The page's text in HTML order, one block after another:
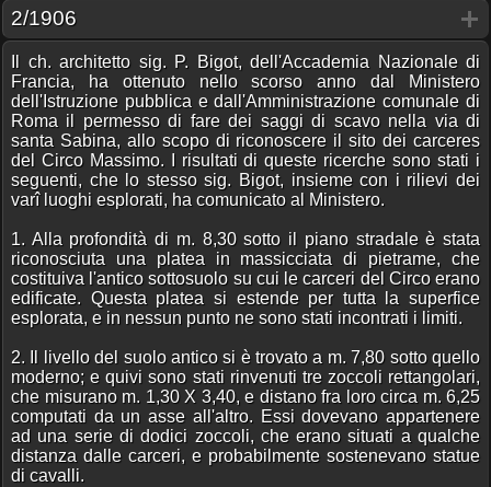
2/1906
Il ch. architetto sig. P. Bigot, dell'Accademia Nazionale di
Francia, ha ottenuto nello scorso anno dal Ministero
dell'Istruzione pubblica e dall'Amministrazione comunale di
Roma il permesso di fare dei saggi di scavo nella via di
santa Sabina, allo scopo di riconoscere il sito dei carceres
del Circo Massimo. I risultati di queste ricerche sono stati i
seguenti, che lo stesso sig. Bigot, insieme con i rilievi dei
varî luoghi esplorati, ha comunicato al Ministero.
1. Alla profondità di m. 8,30 sotto il piano stradale è stata
riconosciuta una platea in massicciata di pietrame, che
costituiva l'antico sottosuolo su cui le carceri del Circo erano
edificate. Questa platea si estende per tutta la superfice
esplorata, e in nessun punto ne sono stati incontrati i limiti.
2. Il livello del suolo antico si è trovato a m. 7,80 sotto quello
moderno; e quivi sono stati rinvenuti tre zoccoli rettangolari,
che misurano m. 1,30 X 3,40, e distano fra loro circa m. 6,25
computati da un asse all'altro. Essi dovevano appartenere
ad una serie di dodici zoccoli, che erano situati a qualche
distanza dalle carceri, e probabilmente sostenevano statue
di cavalli.